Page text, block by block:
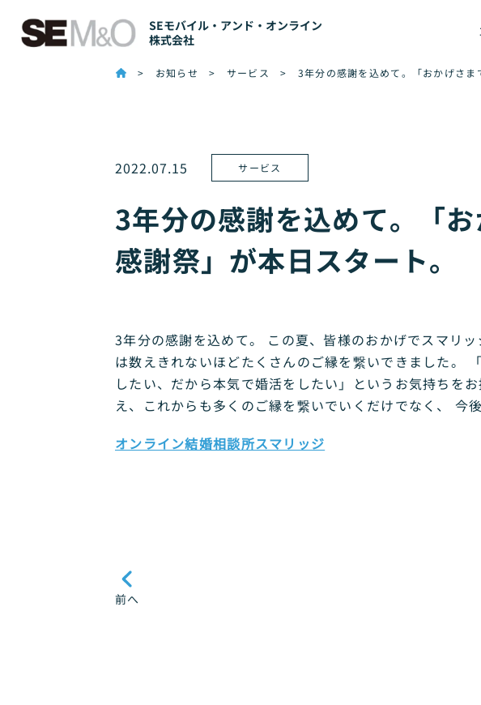
SEモバイル・アンド・オンライン
株式会社
> お知らせ > サービス > 3年分の感謝を込めて。「おかげさま
2022.07.15 サービス
3年分の感謝を込めて。「
感謝祭」が本日スタート。
3年分の感謝を込めて。 この夏、皆様のおかげでスマリ
は数えきれないほどたくさんのご縁を繋いできました。
したい、だから本気で婚活をしたい」というお気持ちを
え、これからも多くのご縁を繋いでいくだけでなく、 今
オンライン結婚相談所スマリッジ
前へ